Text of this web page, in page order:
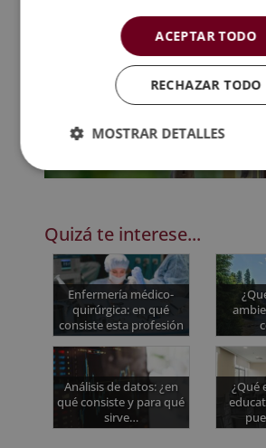
sobre inversiones, valoración
aspectos legales, financiación o
mercado. Su labor implica un
análisis y planificación, ayudando
decisiones informadas y rentables.
Quizá te interese...
Enfermería médico-
quirúrgica: en qué
consiste esta profesión
Análisis de datos: ¿en
qué consiste y para qué
sirve…
¿Qué
ACEPTAR TODO
RECHAZAR TODO
MOSTRAR DETALLES